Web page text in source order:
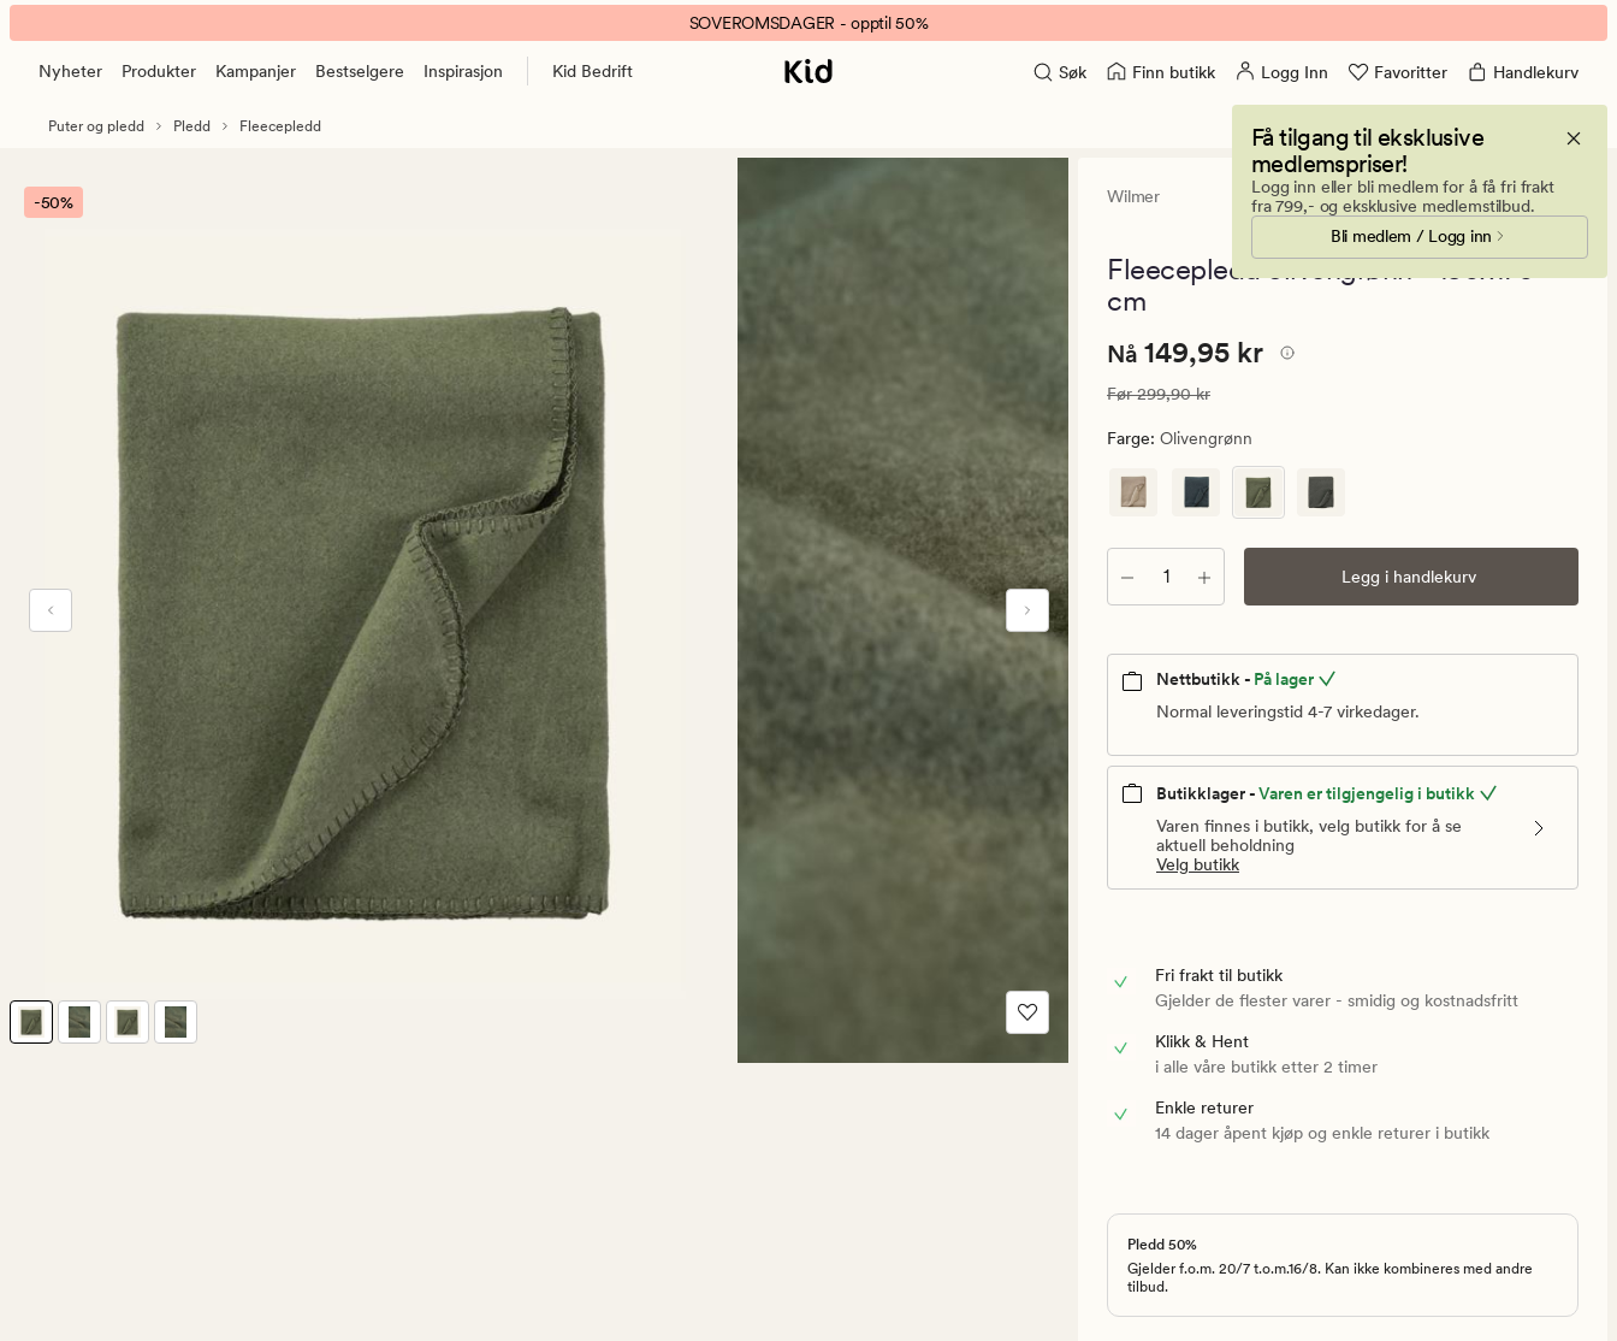
Wilmer
fleecepledd
olivengrønn
banner.
Klikk
pause.
SOVEROMSDAGER - opptil 50%
Nyheter Produkter Kampanjer Bestselgere Inspirasjon Kid Bedrift Søk Finn butikk Logg Inn Favoritter Handlekurv
Få tilgang til eksklusive
medlemspriser!
Logg inn eller bli medlem for å få fri frakt
fra 799,- og eksklusive medlemstilbud.
Bli medlem / Logg inn
Puter og pledd Pledd Fleecepledd
-50% Wilmer
2
en
5
Fleecepledd olivengrønn - 130x170
cm
Nåværende
149,95
kr.
pris
kr
Nåværende pris
Nå 149,95 kr
Vanlig pris 299,90 kr
Før299,90 kr
Farge: Olivengrønn
Antall Legg i handlekurv
Nettbutikk - På lager
Normal leveringstid 4-7 virkedager.
Butikklager -Varen er tilgjengelig i butikk
Varen finnes i butikk, velg butikk for å se
aktuell beholdning
Velg butikk
Fri frakt til butikk
Gjelder de flester varer - smidig og kostnadsfritt
Klikk & Hent
i alle våre butikk etter 2 timer
Enkle returer
14 dager åpent kjøp og enkle returer i butikk
Pledd 50%
Gjelder f.o.m. 20/7 t.o.m.16/8. Kan ikke kombineres med andre
tilbud.